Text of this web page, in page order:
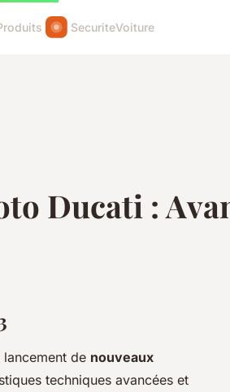
SecuriteVoiture
Ducati :
lancement de nouveaux
techniques avancées et